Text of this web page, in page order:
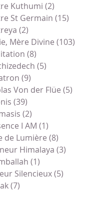
Kuthumi (2)
St Germain (15)
(2)
Mère Divine (103)
(8)
(5)
(9)
Von der Flüe (5)
(39)
(2)
I AM (1)
de Lumière (8)
Himalaya (3)
(1)
Silencieux(5)
(7)